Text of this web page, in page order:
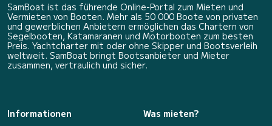
SamBoat ist das führende Online-Portal zum Mieten und
Vermieten von Booten. Mehr als 50 000 Boote von privaten
und gewerblichen Anbietern ermöglichen das Chartern von
Segelbooten, Katamaranen und Motorbooten zum besten
Preis. Yachtcharter mit oder ohne Skipper und Bootsverleih
weltweit. SamBoat bringt Bootsanbieter und Mieter
zusammen, vertraulich und sicher.
Informationen
Was mieten?